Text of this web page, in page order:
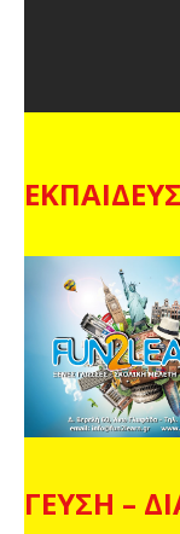
ΓΕΥΣΗ –